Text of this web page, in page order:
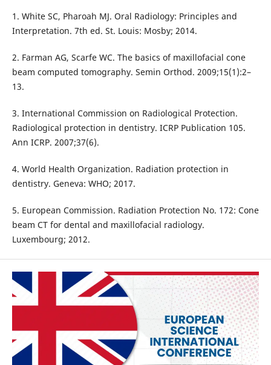
1. White SC, Pharoah MJ. Oral Radiology: Principles and
Interpretation. 7th ed. St. Louis: Mosby; 2014.
2. Farman AG, Scarfe WC. The basics of maxillofacial cone
beam computed tomography. Semin Orthod. 2009;15(1):2–
13.
3. International Commission on Radiological Protection.
Radiological protection in dentistry. ICRP Publication 105.
Ann ICRP. 2007;37(6).
4. World Health Organization. Radiation protection in
dentistry. Geneva: WHO; 2017.
5. European Commission. Radiation Protection No. 172: Cone
beam CT for dental and maxillofacial radiology.
Luxembourg; 2012.